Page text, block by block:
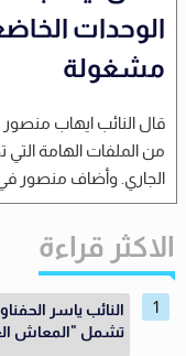
الوحدات
مشغولة
قال النائب ايهاب
من الملفات الهامة التي
الجاري. وأضاف منصور
الاكثر قراءة
النائب ياسر
تشمل "المعاش